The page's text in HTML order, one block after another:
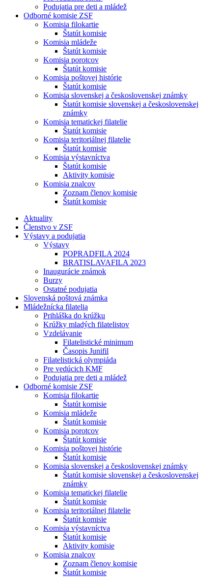
Podujatia pre deti a mládež
Odborné komisie ZSF
Komisia filokartie
Štatút komisie
Komisia mládeže
Štatút komisie
Komisia porotcov
Štatút komisie
Komisia poštovej histórie
Štatút komisie
Komisia slovenskej a československej známky
Štatút komisie slovenskej a československej
známky
Komisia tematickej filatelie
Štatút komisie
Komisia teritoriálnej filatelie
Štatút komisie
Komisia výstavníctva
Štatút komisie
Aktivity komisie
Komisia znalcov
Zoznam členov komisie
Štatút komisie
Aktuality
Členstvo v ZSF
Výstavy a podujatia
Výstavy
POPRADFILA 2024
BRATISLAVAFILA 2023
Inaugurácie známok
Burzy
Ostatné podujatia
Slovenská poštová známka
Mládežnícka filatelia
Prihláška do krúžku
Krúžky mladých filatelistov
Vzdelávanie
Filatelistické minimum
Časopis Junifil
Filatelistická olympiáda
Pre vedúcich KMF
Podujatia pre deti a mládež
Odborné komisie ZSF
Komisia filokartie
Štatút komisie
Komisia mládeže
Štatút komisie
Komisia porotcov
Štatút komisie
Komisia poštovej histórie
Štatút komisie
Komisia slovenskej a československej známky
Štatút komisie slovenskej a československej
známky
Komisia tematickej filatelie
Štatút komisie
Komisia teritoriálnej filatelie
Štatút komisie
Komisia výstavníctva
Štatút komisie
Aktivity komisie
Komisia znalcov
Zoznam členov komisie
Štatút komisie